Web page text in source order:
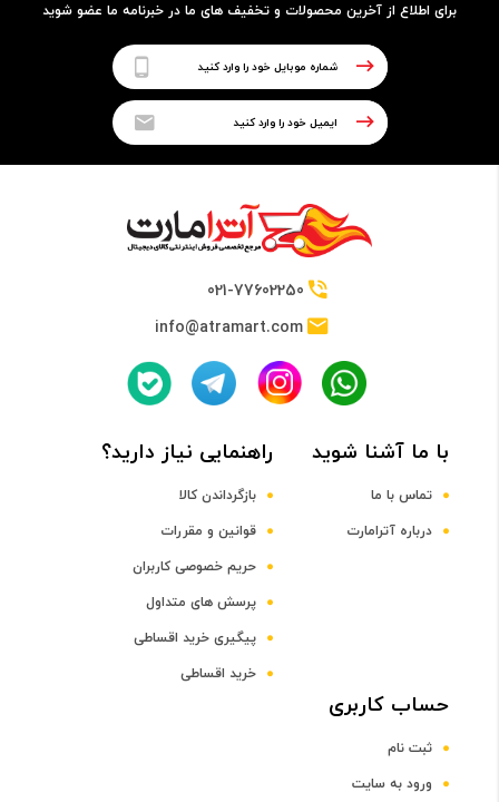
64 بیتی
Samsung Exynos 7580 Chipset
فرکانس پردازنده مرکزی
Mali-T720 MP2
صفحه نمایش
برای اطلاع از آخرین محصولات و تخفیف های ما در خبرنامه ما عضو شوید
021-77602250
info@atramart.com
با ما آشنا شوید
تماس با ما
درباره آترامارت
راهنمایی نیاز دارید؟
بازگرداندن کالا
قوانین و مقررات
حریم خصوصی کاربران
پرسش های متداول
پیگیری خرید اقساطی
خرید اقساطی
حساب کاربری
ثبت نام
ورود به سایت